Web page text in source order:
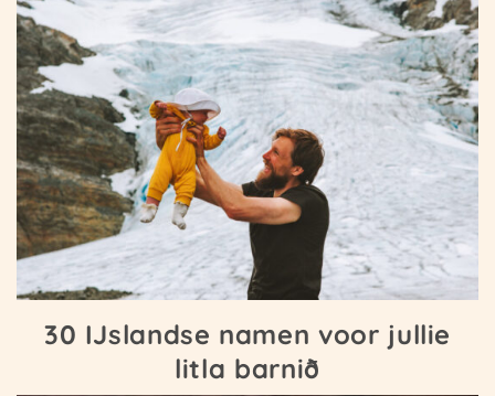
30 IJslandse namen voor jullie
litla barnið